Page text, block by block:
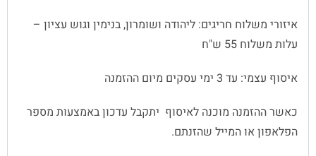
איזורי משלוח חריגים: ליהודה ושומרון, בנימין וגוש עציון –
עלות משלוח 55 ש"ח
איסוף עצמי: עד 3 ימי עסקים מיום ההזמנה
כאשר ההזמנה מוכנה לאיסוף יתקבל עדכון באמצעות מספר
הפלאפון או המייל שהזנתם.